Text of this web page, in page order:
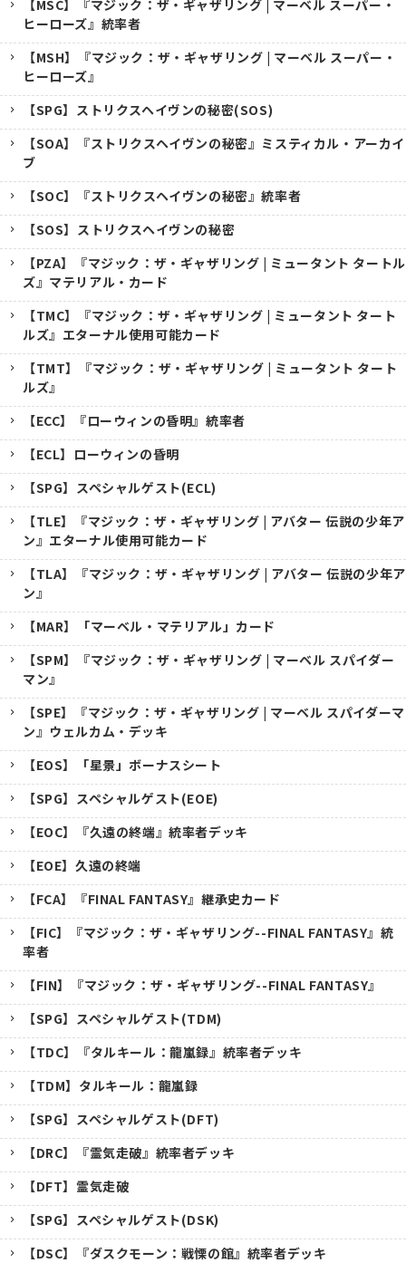
【MSC】『マジック：ザ・ギャザリング | マーベル スーパー・
ヒーローズ』統率者
【MSH】『マジック：ザ・ギャザリング | マーベル スーパー・
ヒーローズ』
【SPG】ストリクスヘイヴンの秘密(SOS)
【SOA】『ストリクスヘイヴンの秘密』ミスティカル・アーカイ
ブ
【SOC】『ストリクスヘイヴンの秘密』統率者
【SOS】ストリクスヘイヴンの秘密
【PZA】『マジック：ザ・ギャザリング | ミュータント タートル
ズ』マテリアル・カード
【TMC】『マジック：ザ・ギャザリング | ミュータント タート
ルズ』エターナル使用可能カード
【TMT】『マジック：ザ・ギャザリング | ミュータント タート
ルズ』
【ECC】『ローウィンの昏明』統率者
【ECL】ローウィンの昏明
【SPG】スペシャルゲスト(ECL)
【TLE】『マジック：ザ・ギャザリング | アバター 伝説の少年ア
ン』エターナル使用可能カード
【TLA】『マジック：ザ・ギャザリング | アバター 伝説の少年ア
ン』
【MAR】「マーベル・マテリアル」カード
【SPM】『マジック：ザ・ギャザリング | マーベル スパイダー
マン』
【SPE】『マジック：ザ・ギャザリング | マーベル スパイダーマ
ン』ウェルカム・デッキ
【EOS】「星景」ボーナスシート
【SPG】スペシャルゲスト(EOE)
【EOC】『久遠の終端』統率者デッキ
【EOE】久遠の終端
【FCA】『FINAL FANTASY』継承史カード
【FIC】『マジック：ザ・ギャザリング--FINAL FANTASY』統
率者
【FIN】『マジック：ザ・ギャザリング--FINAL FANTASY』
【SPG】スペシャルゲスト(TDM)
【TDC】『タルキール：龍嵐録』統率者デッキ
【TDM】タルキール：龍嵐録
【SPG】スペシャルゲスト(DFT)
【DRC】『霊気走破』統率者デッキ
【DFT】霊気走破
【SPG】スペシャルゲスト(DSK)
【DSC】『ダスクモーン：戦慄の館』統率者デッキ